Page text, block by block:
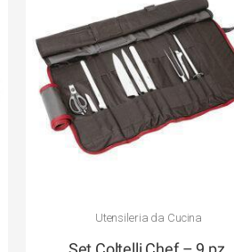
Utensileria da Cucina